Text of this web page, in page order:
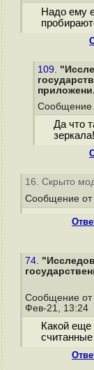
Надо ему
109.
Сообщение
Да что
зеркала!
16. Скрыто
Сообщение от
74.
Сообщение от
Фев-21, 13:24
Какой еще